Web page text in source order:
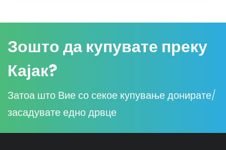
Зошто да купувате преку
Кајак?
Затоа што Вие со секое купување донирате/
засадувате едно дрвце